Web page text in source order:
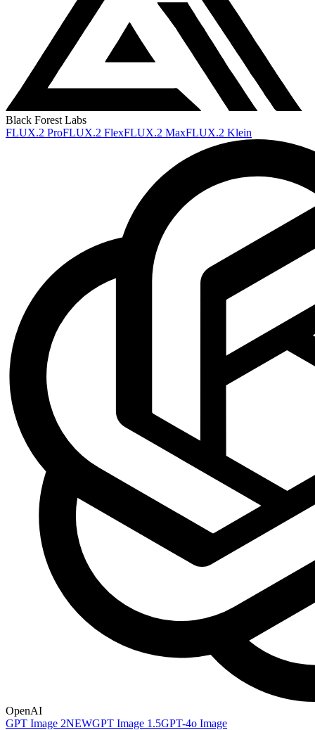
Black Forest Labs
FLUX.2 ProFLUX.2 FlexFLUX.2 MaxFLUX.2 Klein
OpenAI
GPT Image 2NEWGPT Image 1.5GPT-4o Image